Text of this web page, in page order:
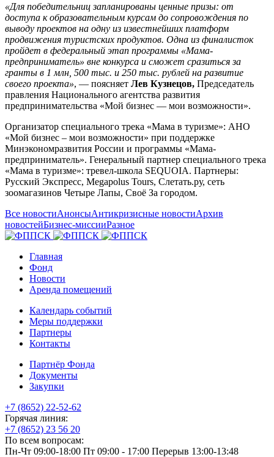
«Для победительниц запланированы ценные призы: от
доступа к образовательным курсам до сопровождения по
выводу проектов на одну из известнейших платформ
продвижения туристских продуктов. Одна из финалисток
пройдет в федеральный этап программы «Мама-
предприниматель» вне конкурса и сможет сразиться за
гранты в 1 млн, 500 тыс. и 250 тыс. рублей на развитие
своего проекта», — поясняет Лев Кузнецов, Председатель
правления Национального агентства развития
предпринимательства «Мой бизнес — мои возможности».
Организатор специального трека «Мама в туризме»: АНО
«Мой бизнес – мои возможности» при поддержке
Минэкономразвития России и программы «Мама-
предприниматель». Генеральный партнер специального трека
«Мама в туризме»: тревел-школа SEQUOIA. Партнеры:
Русский Экспресс, Megapolus Tours, Слетать.ру, сеть
зоомагазинов Четыре Лапы, Своё За городом.
Все новостиАнонсыАнтикризисные новостиАрхив
новостейБизнес-миссииРазное
Главная
Фонд
Новости
Аренда помещений
Календарь событий
Меры поддержки
Партнеры
Контакты
Партнёр Фонда
Документы
Закупки
+7 (8652) 22-52-62
Горячая линия:
+7 (8652) 23 56 20
По всем вопросам:
Пн-Чт 09:00-18:00 Пт 09:00 - 17:00 Перерыв 13:00-13:48